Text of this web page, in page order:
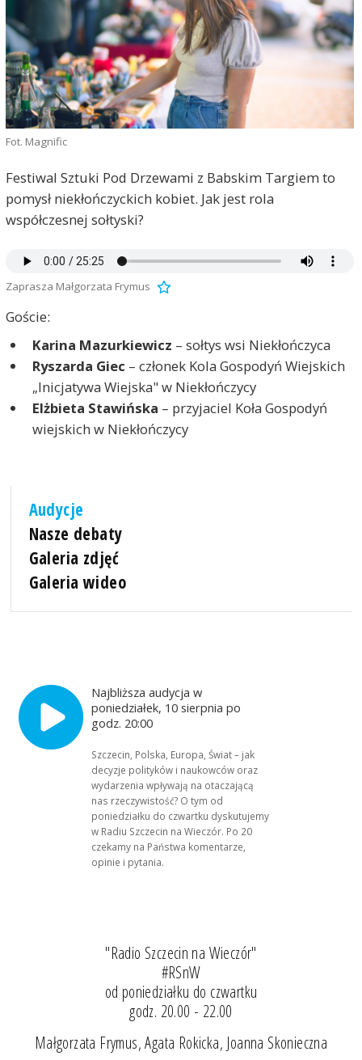
Fot. Magnific
Festiwal Sztuki Pod Drzewami z Babskim Targiem to
pomysł niekłończyckich kobiet. Jak jest rola
współczesnej sołtyski?
Zaprasza Małgorzata Frymus
Goście:
Karina Mazurkiewicz – sołtys wsi Niekłończyca
Ryszarda Giec – członek Kola Gospodyń Wiejskich
„Inicjatywa Wiejska" w Niekłończycy
Elżbieta Stawińska – przyjaciel Koła Gospodyń
wiejskich w Niekłończycy
Audycje
Nasze debaty
Galeria zdjęć
Galeria wideo
Najbliższa audycja w
poniedziałek, 10 sierpnia po
godz. 20:00
Szczecin, Polska, Europa, Świat – jak
decyzje polityków i naukowców oraz
wydarzenia wpływają na otaczającą
nas rzeczywistość? O tym od
poniedziałku do czwartku dyskutujemy
w Radiu Szczecin na Wieczór. Po 20
czekamy na Państwa komentarze,
opinie i pytania.
"Radio Szczecin na Wieczór"
#RSnW
od poniedziałku do czwartku
godz. 20.00 - 22.00
Małgorzata Frymus, Agata Rokicka, Joanna Skonieczna